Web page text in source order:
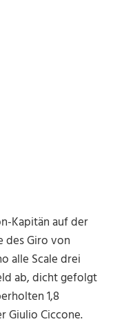
Kapitän auf der
des Giro von
alle Scale drei
ab, dicht gefolgt
1,8
Giulio Ciccone.